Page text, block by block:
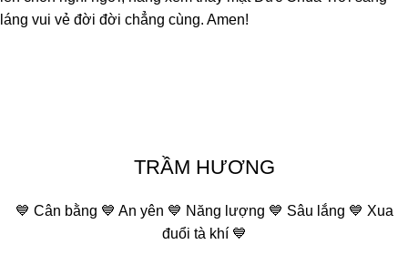
láng vui vẻ đời đời chẳng cùng. Amen!
TRẦM HƯƠNG
💙 Cân bằng 💙 An yên 💙 Năng lượng 💙 Sâu lắng 💙 Xua
đuổi tà khí 💙